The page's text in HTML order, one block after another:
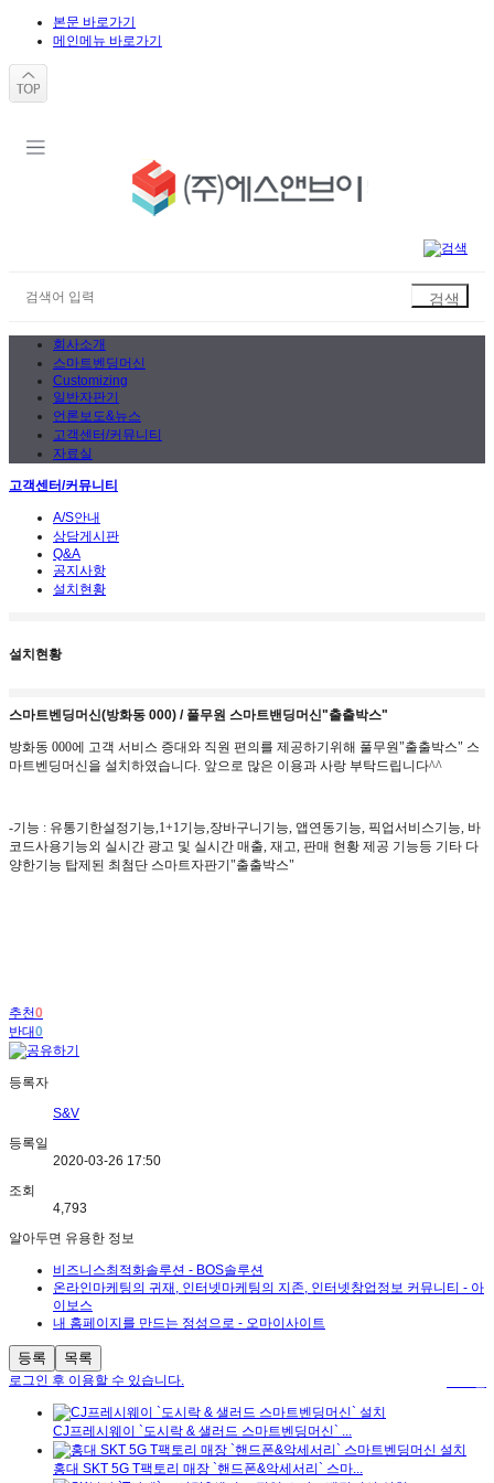
본문 바로가기
메인메뉴 바로가기
회사소개
스마트벤딩머신
Customizing
일반자판기
언론보도&뉴스
고객센터/커뮤니티
자료실
고객센터/커뮤니티
A/S안내
상담게시판
Q&A
공지사항
설치현황
설치현황
스마트벤딩머신(방화동 000) / 풀무원 스마트밴딩머신"출출박스"
방화동 000에 고객 서비스 증대와 직원 편의를 제공하기위해 풀무원"출출박스" 스
마트벤딩머신을 설치하였습니다. 앞으로 많은 이용과 사랑 부탁드립니다^^
-기능 : 유통기한설정기능,1+1기능,장바구니기능, 앱연동기능, 픽업서비스기능, 바
코드사용기능외 실시간 광고 및 실시간 매출, 재고, 판매 현황 제공 기능등 기타 다
양한기능 탑제된 최첨단 스마트자판기"출출박스"
추천0
반대0
등록자
S&V
등록일
2020-03-26 17:50
조회
4,793
알아두면 유용한 정보
비즈니스최적화솔루션 - BOS솔루션
온라인마케팅의 귀재, 인터넷마케팅의 지존, 인터넷창업정보 커뮤니티 - 아
이보스
내 홈페이지를 만드는 정성으로 - 오마이사이트
등록 목록
로그인 후 이용할 수 있습니다.
CJ프레시웨이 `도시락 & 샐러드 스마트벤딩머신` ...
홍대 SKT 5G T팩토리 매장 `핸드폰&악세서리` 스마...